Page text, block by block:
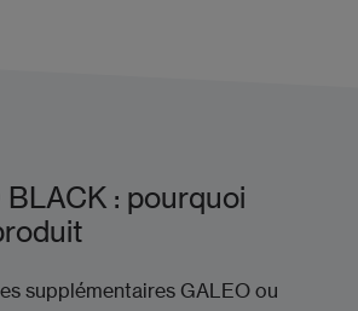
: pourquoi
supplémentaires GALEO ou